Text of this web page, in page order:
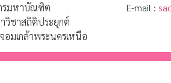
รมหาบัณฑิต
ชาสถิติประยุกต์
มเกล้าพระนครเหนือ
E-mail :